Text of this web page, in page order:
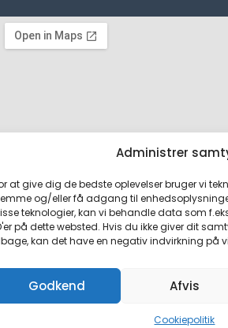
Administrer
at give dig de bedste oplevelser bruger vi
og/eller få adgang til
teknologier, kan vi behandle data som
på dette websted. Hvis du ikke giver dit
kan det have en negativ indvirkning på
Godkend Afvis
Cookiepolitik